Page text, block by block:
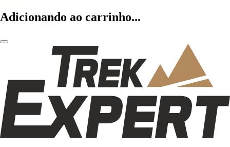
Adicionando ao carrinho...